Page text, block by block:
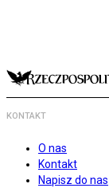
KONTAKT
O nas
Kontakt
Napisz do nas